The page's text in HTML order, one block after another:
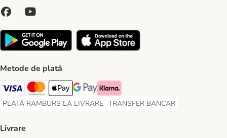
Metode de plată
Visa Payment Method
Master Card Payment Method
Apple Pay Payment Method
Google Pay Payment Method
Klarna Payment Method
PLATĂ RAMBURS LA LIVRARE
PLATĂ RAMBURS LA LIVRARE Payment Method
TRANSFER BANCAR
TRANSFER BANCAR Payment
Livrare